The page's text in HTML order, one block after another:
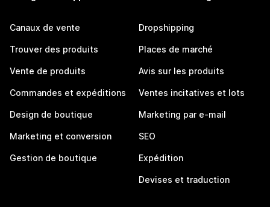
Canaux de vente
Trouver des produits
Vente de produits
Commandes et expéditions
Design de boutique
Marketing et conversion
Gestion de boutique
Dropshipping
Places de marché
Avis sur les produits
Ventes incitatives et lots
Marketing par e-mail
SEO
Expédition
Devises et traduction